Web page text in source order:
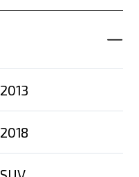
2013
2018